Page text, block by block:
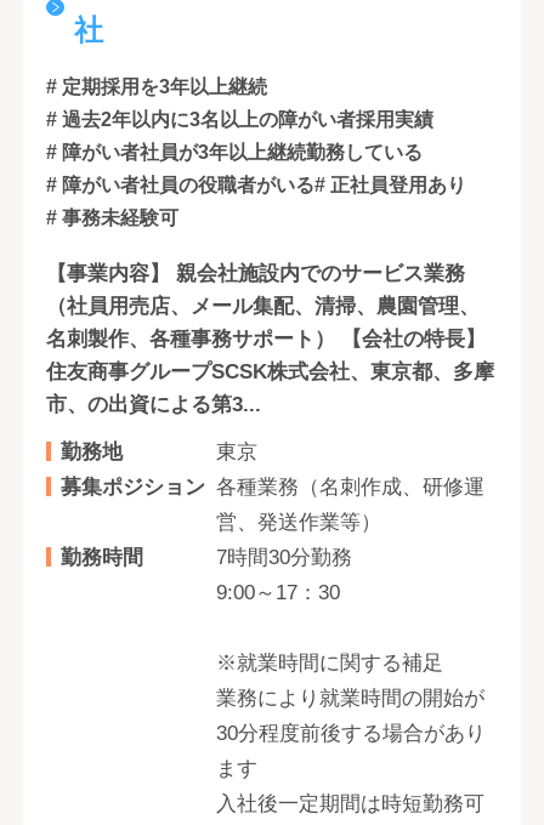
社
# 定期採用を3年以上継続
# 過去2年以内に3名以上の障がい者採用実績
# 障がい者社員が3年以上継続勤務している
# 障がい者社員の役職者がいる# 正社員登用あり
# 事務未経験可
【事業内容】 親会社施設内でのサービス業務
（社員用売店、メール集配、清掃、農園管理、
名刺製作、各種事務サポート） 【会社の特長】
住友商事グループSCSK株式会社、東京都、多摩
市、の出資による第3...
勤務地
東京
募集ポジション 各種業務（名刺作成、研修運
営、発送作業等）
勤務時間
7時間30分勤務
9:00～17：30
※就業時間に関する補足
業務により就業時間の開始が
30分程度前後する場合があり
ます
入社後一定期間は時短勤務可